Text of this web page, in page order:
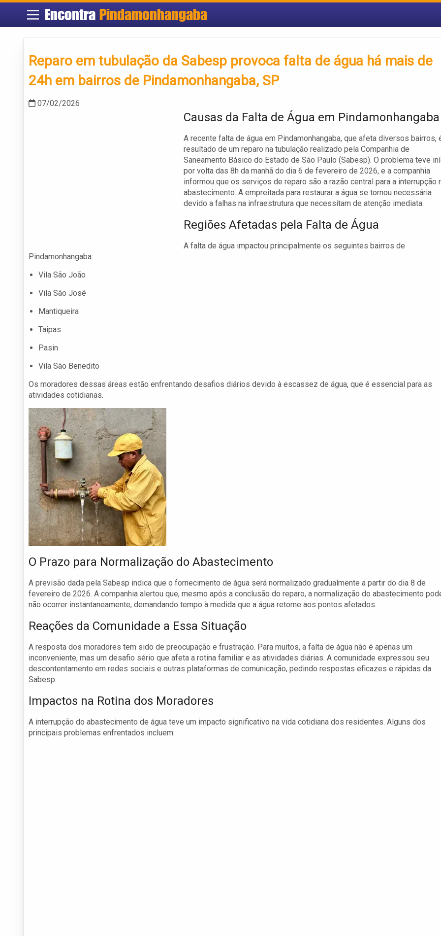
Encontra Pindamonhangaba
Reparo em tubulação da Sabesp provoca falta de água há mais de
24h em bairros de Pindamonhangaba, SP
07/02/2026
Causas da Falta de Água em Pindamonhangaba
A recente falta de água em Pindamonhangaba, que afeta diversos bairros,
resultado de um reparo na tubulação realizado pela Companhia de
Saneamento Básico do Estado de São Paulo (Sabesp). O problema teve
por volta das 8h da manhã do dia 6 de fevereiro de 2026, e a companhia
informou que os serviços de reparo são a razão central para a interrupção
abastecimento. A empreitada para restaurar a água se tornou necessária
devido a falhas na infraestrutura que necessitam de atenção imediata.
Regiões Afetadas pela Falta de Água
A falta de água impactou principalmente os seguintes bairros de
Pindamonhangaba:
Vila São João
Vila São José
Mantiqueira
Taipas
Pasin
Vila São Benedito
Os moradores dessas áreas estão enfrentando desafios diários devido à escassez de água, que é essencial para as
atividades cotidianas.
O Prazo para Normalização do Abastecimento
A previsão dada pela Sabesp indica que o fornecimento de água será normalizado gradualmente a partir do dia 8 de
fevereiro de 2026. A companhia alertou que, mesmo após a conclusão do reparo, a normalização do abastecimento
não ocorrer instantaneamente, demandando tempo à medida que a água retorne aos pontos afetados.
Reações da Comunidade a Essa Situação
A resposta dos moradores tem sido de preocupação e frustração. Para muitos, a falta de água não é apenas um
inconveniente, mas um desafio sério que afeta a rotina familiar e as atividades diárias. A comunidade expressou seu
descontentamento em redes sociais e outras plataformas de comunicação, pedindo respostas eficazes e rápidas da
Sabesp.
Impactos na Rotina dos Moradores
A interrupção do abastecimento de água teve um impacto significativo na vida cotidiana dos residentes. Alguns dos
principais problemas enfrentados incluem: